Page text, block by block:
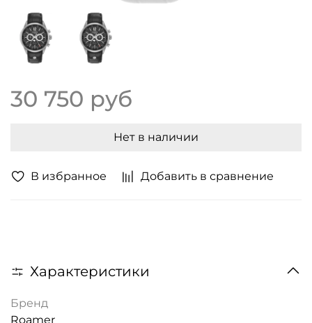
В избранное Добавить в сравнение
30 750 руб
Нет в наличии
Характеристики
Бренд
Roamer